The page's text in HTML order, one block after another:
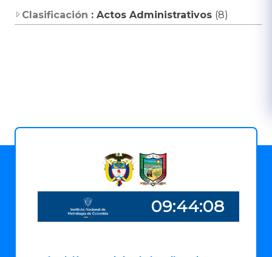
Clasificación : Actos Administrativos (8)